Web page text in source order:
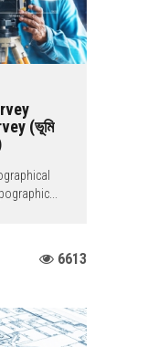
(ভূমি
6613